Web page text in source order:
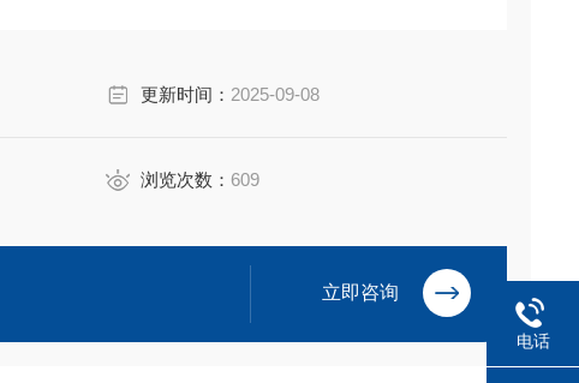
更新时间： 2025-09-08
浏览次数： 609
立即咨询
电话